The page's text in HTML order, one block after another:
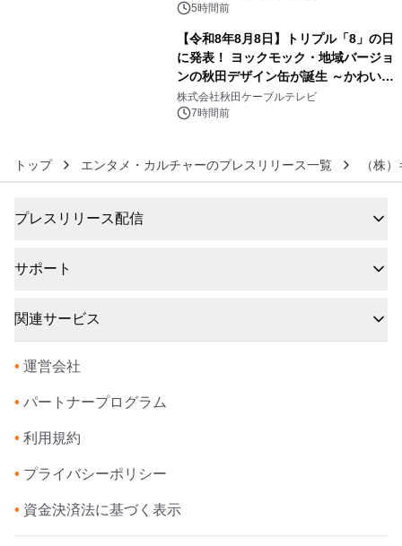
スペクタキュラー・コンサート 開催決
定！
5時間前
【令和8年8月8日】トリプル「8」の日
に発表！ ヨックモック・地域バージョ
ンの秋田デザイン缶が誕生 ～かわいい
秋田犬の子犬と秋田の四季と名所を巡
るパッケージ～ 9月1日(火)秋田県内で
株式会社秋田ケーブルテレビ
7時間前
トップ エンタメ・カルチャーのプレスリリース一覧 （株
プレスリリース配信
サポート
関連サービス
• 運営会社
• パートナープログラム
• 利用規約
• プライバシーポリシー
• 資金決済法に基づく表示